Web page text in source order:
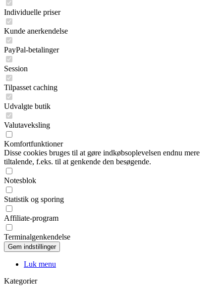
Individuelle priser
Kunde anerkendelse
PayPal-betalinger
Session
Tilpasset caching
Udvalgte butik
Valutaveksling
Komfortfunktioner
Disse cookies bruges til at gøre indkøbsoplevelsen endnu mere
tiltalende, f.eks. til at genkende den besøgende.
Notesblok
Statistik og sporing
Affiliate-program
Terminalgenkendelse
Luk menu
Kategorier